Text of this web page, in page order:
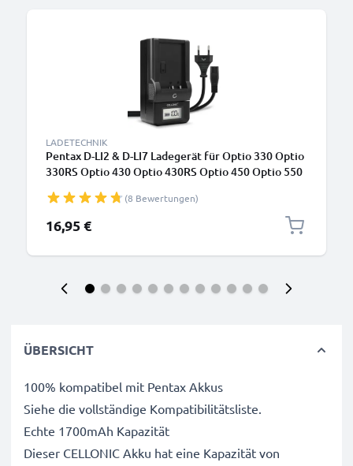
LADETECHNIK
Pentax D-LI2 & D-LI7 Ladegerät für Optio 330 Optio
330RS Optio 430 Optio 430RS Optio 450 Optio 550
Akkus von CELLONIC(8 Bewertungen)
16,95 €
ÜBERSICHT
100% kompatibel mit Pentax Akkus
Siehe die vollständige Kompatibilitätsliste.
Echte 1700mAh Kapazität
Dieser CELLONIC Akku hat eine Kapazität von